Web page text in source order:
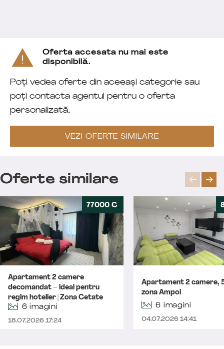
Oferta accesata nu mai este
disponibilă.
Poți vedea oferte din aceeași categorie sau
poți contacta agentul pentru o oferta
personalizată.
VEZI OFERTE SIMILARE
Oferte similare
77000 €
Apartament 2 camere
decomandat – ideal pentru
regim hotelier | Zona Cetate
6 imagini
18.07.2026 17:24
Apartament 2 camere,
zona Ampoi
6 imagini
04.07.2026 14:41